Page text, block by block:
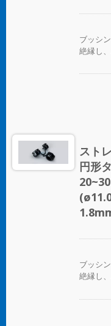
ブッシ
絶縁し
スト
円形
ブッシ
絶縁し